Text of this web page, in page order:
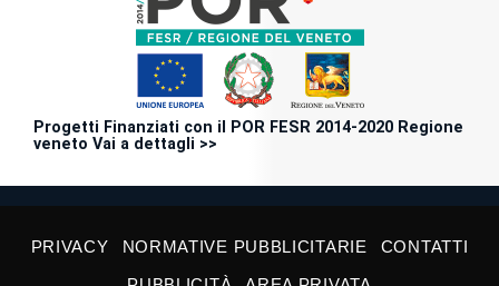
Progetti Finanziati con il POR FESR 2014-2020 Regione
veneto Vai a dettagli >>
PRIVACY NORMATIVE PUBBLICITARIE
CONTATTI